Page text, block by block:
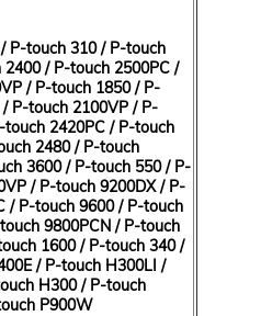
P-touch 310 / P-touch
/ P-touch 2500PC /
/ P-touch 1850 / P-
P-touch 2100VP / P-
2420PC / P-touch
2480 / P-touch
3600 / P-touch 550 / P-
/ P-touch 9200DX / P-
/ P-touch 9600 / P-touch
9800PCN / P-touch
1600 / P-touch 340 /
/ P-touch H300LI /
H300 / P-touch
P900W